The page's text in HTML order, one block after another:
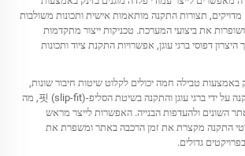
תצורות התקנה מותאמות אישית ותכונות משולבות
את ביצועי המערכת. טכניקות ייצור מתקדמות
דפוסי ברגי עוגן, אפשרויות התקנת ציוד ותכונות
באמצעות טבילה חמה יכולים לקלוט שיטות חיבור שונות,
כולל הטמנה ישירה, התקנה על ידי ברגי עוגן והתקנה בשיטת הסליפ-핏 (slip-fit), מה
השונים ולהעדפות הבנייה. האפשרות לייצר מראש
התקנה מקצרת את זמן הרכבה באתר ומשפרת את
גדולים.